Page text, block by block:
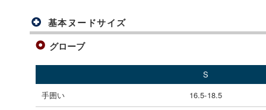
基本ヌードサイズ
グローブ
S
手囲い
16.5-18.5